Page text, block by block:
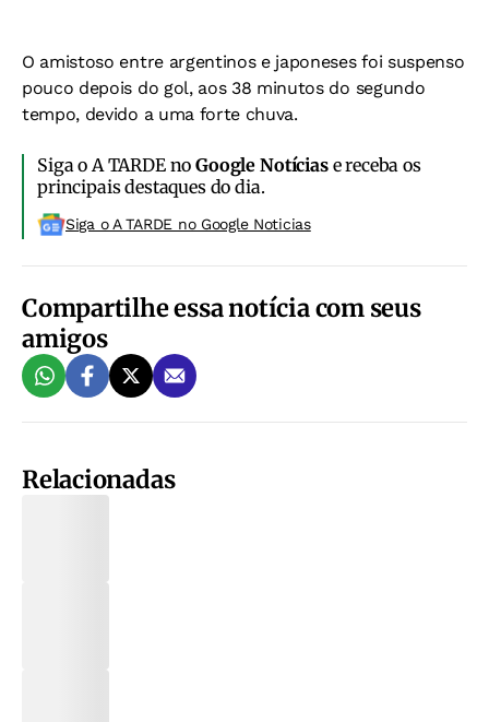
O amistoso entre argentinos e japoneses foi suspenso
pouco depois do gol, aos 38 minutos do segundo
tempo, devido a uma forte chuva.
Siga o A TARDE noGoogle Notíciase receba os
principais destaques do dia.
Siga o A TARDE no Google Noticias
Compartilhe essa notícia com seus
amigos
Relacionadas